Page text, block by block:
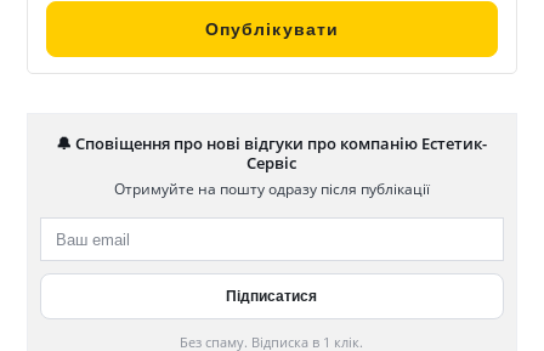
🔔 Сповіщення про нові відгуки про компанію Естетик-
Сервіс
Отримуйте на пошту одразу після публікації
Без спаму. Відписка в 1 клік.